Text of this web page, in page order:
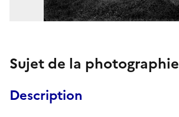
Sujet de la photographie
Description